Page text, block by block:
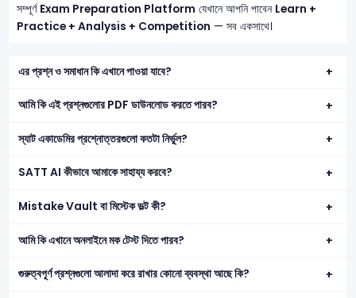
সম্পূর্ণ Exam Preparation Platform যেখানে আপনি পাবেন Learn +
Practice + Analysis + Competition — সব একসাথে।
এর প্রশ্ন ও সমাধান কি এখানে পাওয়া যাবে?
আমি কি এই প্রশ্নগুলোর PDF ডাউনলোড করতে পারব?
স্যাট একাডেমির প্রশ্নোত্তরগুলো কতটা নির্ভুল?
SATT AI কীভাবে আমাকে সাহায্য করবে?
Mistake Vault বা মিস্টেক ভল্ট কী?
আমি কি এখানে অনলাইনে মক টেস্ট দিতে পারব?
গুরুত্বপূর্ণ প্রশ্নগুলো আলাদা করে রাখার কোনো ব্যবস্থা আছে কি?